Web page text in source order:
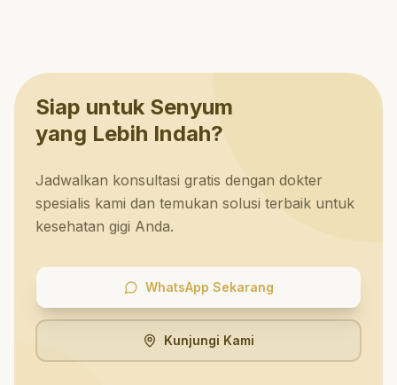
Siap untuk Senyum
yang Lebih Indah?
Jadwalkan konsultasi gratis dengan dokter
spesialis kami dan temukan solusi terbaik untuk
kesehatan gigi Anda.
WhatsApp Sekarang
Kunjungi Kami